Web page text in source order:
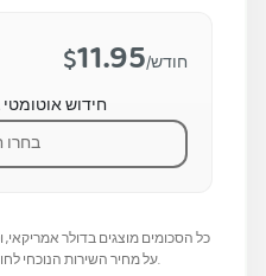
$11.95 /חודש
חידוש אוטומטי ב-$11.95
בחרו
כל הסכומים מוצגים בדולר
על מחיר השירות הנוכחילחודש.